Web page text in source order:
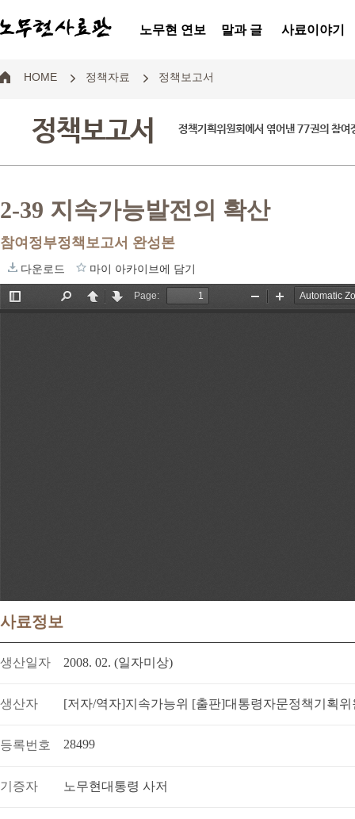
노무현 연보 말과 글 사료이야기
HOME 정책자료 정책보고서
정책보고서 정책기획위원회에서 엮어낸 77권의 참여
2-39 지속가능발전의 확산
참여정부정책보고서 완성본
다운로드 마이 아카이브에 담기
사료정보
생산일자 2008. 02. (일자미상)
생산자 [저자/역자]지속가능위 [출판]대통령자문정책기획위
등록번호 28499
기증자 노무현대통령 사저